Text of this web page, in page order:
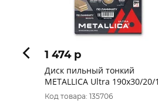
1 474 p
Диск пильный тонкий
METALLICA Ultra 190x30/20/
мм, 60 зуб, Т=1,8 мм по
ламинату, 903575
Код товара: 135706